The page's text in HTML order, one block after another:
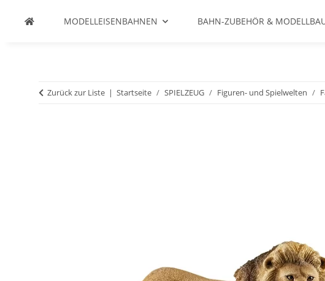
MODELLEISENBAHNEN BAHN-ZUBEHÖR &
Zurück zur Liste Startseite SPIELZEUG Figuren- und Spielwelten